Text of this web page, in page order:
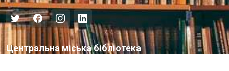
Центральна міська бібліотека